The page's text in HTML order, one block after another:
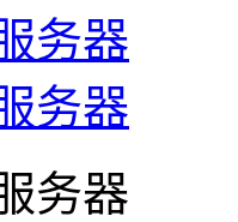
务器
务器
务器